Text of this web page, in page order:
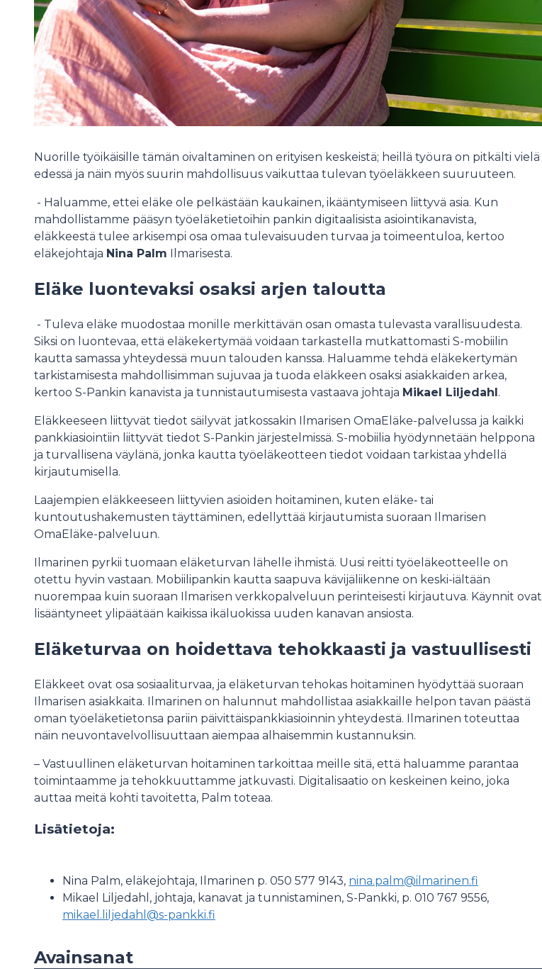
Nuorille työikäisille tämän oivaltaminen on erityisen keskeistä; heillä työura on pitkälti vielä
edessä ja näin myös suurin mahdollisuus vaikuttaa tulevan työeläkkeen suuruuteen.
- Haluamme, ettei eläke ole pelkästään kaukainen, ikääntymiseen liittyvä asia. Kun
mahdollistamme pääsyn työeläketietoihin pankin digitaalisista asiointikanavista,
eläkkeestä tulee arkisempi osa omaa tulevaisuuden turvaa ja toimeentuloa, kertoo
eläkejohtaja Nina Palm Ilmarisesta.
Eläke luontevaksi osaksi arjen taloutta
- Tuleva eläke muodostaa monille merkittävän osan omasta tulevasta varallisuudesta.
Siksi on luontevaa, että eläkekertymää voidaan tarkastella mutkattomasti S-mobiilin
kautta samassa yhteydessä muun talouden kanssa. Haluamme tehdä eläkekertymän
tarkistamisesta mahdollisimman sujuvaa ja tuoda eläkkeen osaksi asiakkaiden arkea,
kertoo S-Pankin kanavista ja tunnistautumisesta vastaava johtaja Mikael Liljedahl.
Eläkkeeseen liittyvät tiedot säilyvät jatkossakin Ilmarisen OmaEläke-palvelussa ja kaikki
pankkiasiointiin liittyvät tiedot S-Pankin järjestelmissä. S-mobiilia hyödynnetään helppona
ja turvallisena väylänä, jonka kautta työeläkeotteen tiedot voidaan tarkistaa yhdellä
kirjautumisella.
Laajempien eläkkeeseen liittyvien asioiden hoitaminen, kuten eläke‑ tai
kuntoutushakemusten täyttäminen, edellyttää kirjautumista suoraan Ilmarisen
OmaEläke-palveluun.
Ilmarinen pyrkii tuomaan eläketurvan lähelle ihmistä. Uusi reitti työeläkeotteelle on
otettu hyvin vastaan. Mobiilipankin kautta saapuva kävijäliikenne on keski-iältään
nuorempaa kuin suoraan Ilmarisen verkkopalveluun perinteisesti kirjautuva. Käynnit ovat
lisääntyneet ylipäätään kaikissa ikäluokissa uuden kanavan ansiosta.
Eläketurvaa on hoidettava tehokkaasti ja vastuullisesti
Eläkkeet ovat osa sosiaaliturvaa, ja eläketurvan tehokas hoitaminen hyödyttää suoraan
Ilmarisen asiakkaita. Ilmarinen on halunnut mahdollistaa asiakkaille helpon tavan päästä
oman työeläketietonsa pariin päivittäispankkiasioinnin yhteydestä. Ilmarinen toteuttaa
näin neuvontavelvollisuuttaan aiempaa alhaisemmin kustannuksin.
– Vastuullinen eläketurvan hoitaminen tarkoittaa meille sitä, että haluamme parantaa
toimintaamme ja tehokkuuttamme jatkuvasti. Digitalisaatio on keskeinen keino, joka
auttaa meitä kohti tavoitetta, Palm toteaa.
Lisätietoja:
Nina Palm, eläkejohtaja, Ilmarinen p. 050 577 9143, nina.palm@ilmarinen.fi
Mikael Liljedahl, johtaja, kanavat ja tunnistaminen, S-Pankki, p. 010 767 9556,
mikael.liljedahl@s-pankki.fi
Avainsanat